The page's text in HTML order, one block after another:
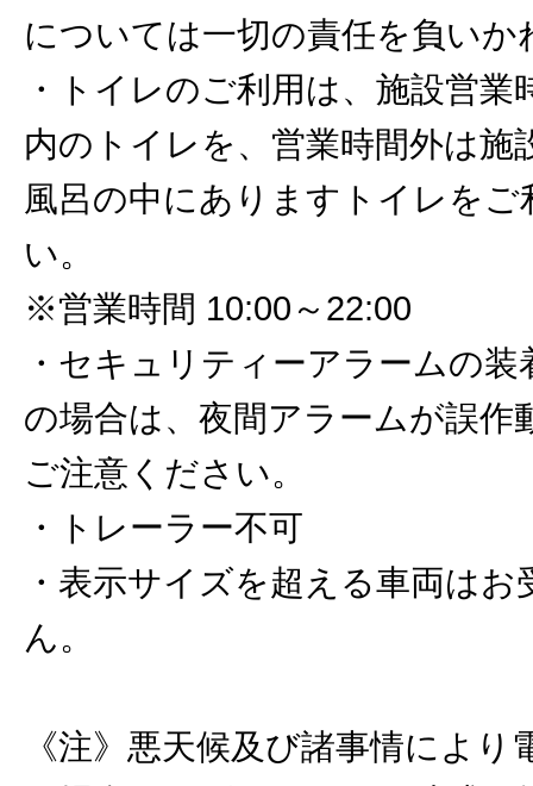
については一切の責任を負いか
・トイレのご利用は、施設営業
内のトイレを、営業時間外は施
風呂の中にありますトイレをご
い。
※営業時間 10:00～22:00
・セキュリティーアラームの装
の場合は、夜間アラームが誤作
ご注意ください。
・トレーラー不可
・表示サイズを超える車両は
ん。
《注》悪天候及び諸事情により